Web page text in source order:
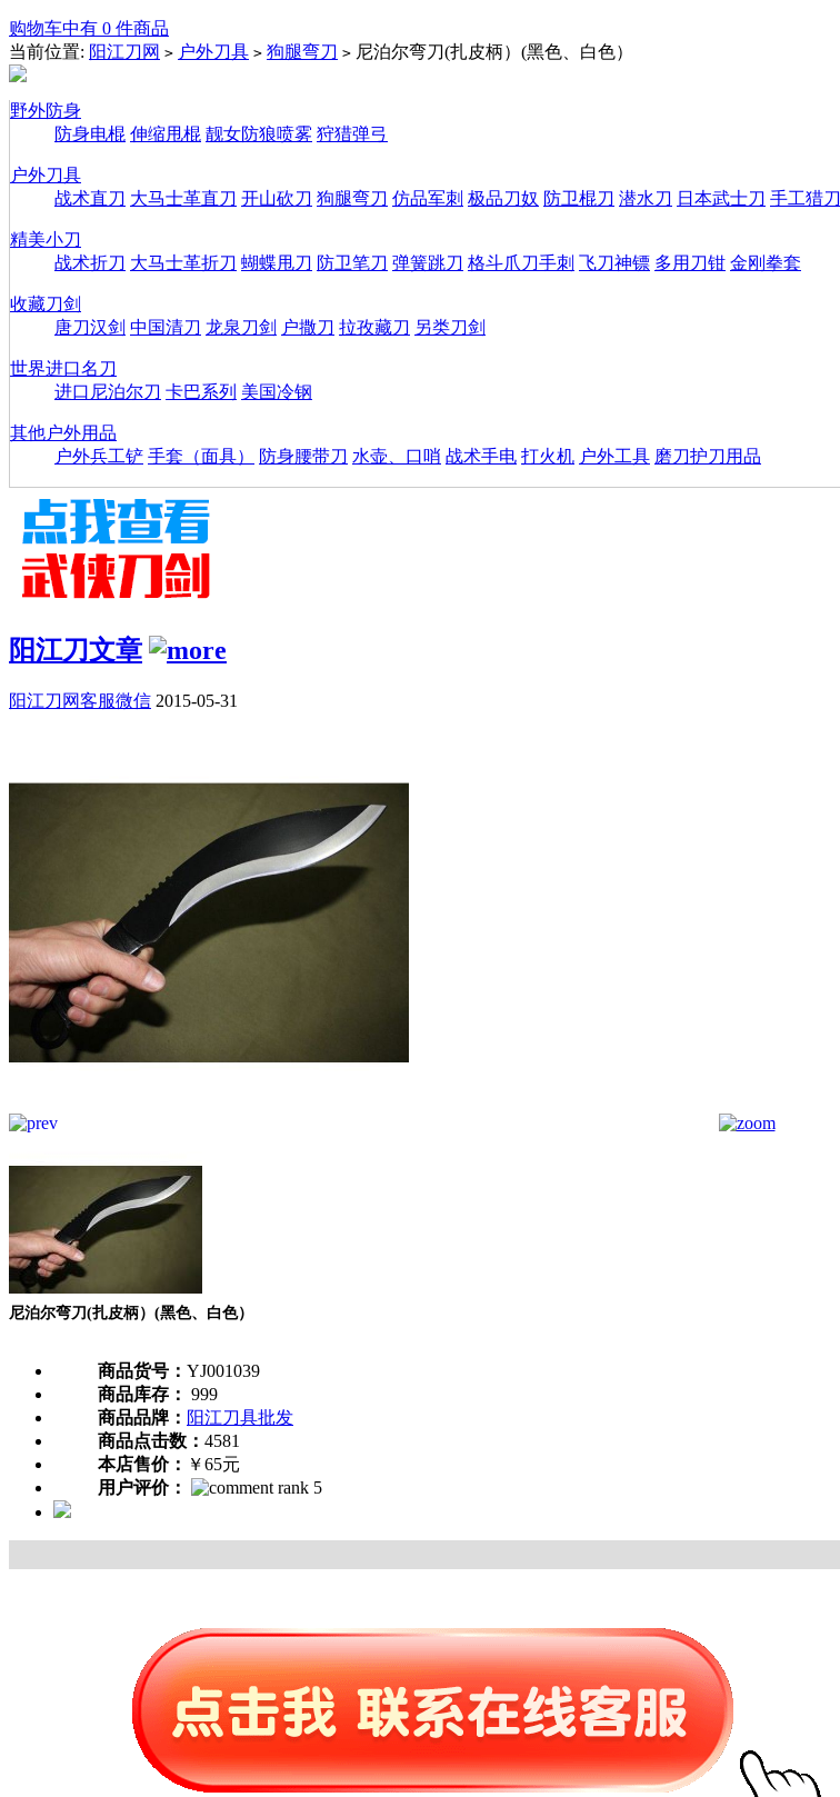
购物车中有 0 件商品
当前位置: 阳江刀网 > 户外刀具 > 狗腿弯刀 > 尼泊尔弯刀(扎皮柄）(黑色、白色）
野外防身
防身电棍 伸缩甩棍 靓女防狼喷雾 狩猎弹弓
户外刀具
战术直刀 大马士革直刀 开山砍刀 狗腿弯刀 仿品军刺 极品刀奴 防卫棍刀 潜水刀 日本武士刀 手工猎刀
精美小刀
战术折刀 大马士革折刀 蝴蝶甩刀 防卫笔刀 弹簧跳刀 格斗爪刀手刺 飞刀神镖 多用刀钳 金刚拳套
收藏刀剑
唐刀汉剑 中国清刀 龙泉刀剑 户撒刀 拉孜藏刀 另类刀剑
世界进口名刀
进口尼泊尔刀 卡巴系列 美国冷钢
其他户外用品
户外兵工铲 手套（面具） 防身腰带刀 水壶、口哨 战术手电 打火机 户外工具 磨刀护刀用品
阳江刀文章
阳江刀网客服微信 2015-05-31
尼泊尔弯刀(扎皮柄）(黑色、白色）
商品货号： YJ001039
商品库存： 999
商品品牌： 阳江刀具批发
商品点击数： 4581
本店售价： ￥65元
用户评价：